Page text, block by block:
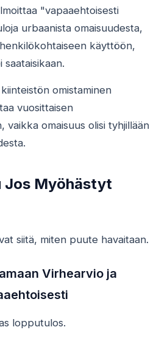
"vapaaehtoisesti
urbaanista omaisuudesta,
käyttöön,
omistaminen
vuosittaisen
vaikka omaisuus olisi tyhjillään
Jos Myöhästyt
siitä, miten puute havaitaan.
Virhearvio ja
lopputulos.